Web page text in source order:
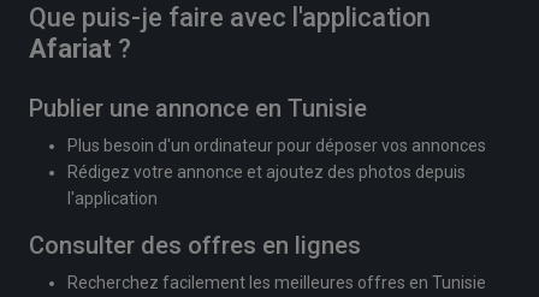
Que puis-je faire avec l'application
Afariat ?
Publier une annonce en Tunisie
Plus besoin d'un ordinateur pour déposer vos annonces
Rédigez votre annonce et ajoutez des photos depuis
l'application
Consulter des offres en lignes
Recherchez facilement les meilleures offres en Tunisie